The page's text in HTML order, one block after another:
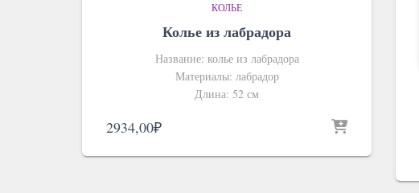
КОЛЬЕ
Колье из лабрадора
Название: колье из лабрадора
Материалы: лабрадор
Длина: 52 см
2934,00₽